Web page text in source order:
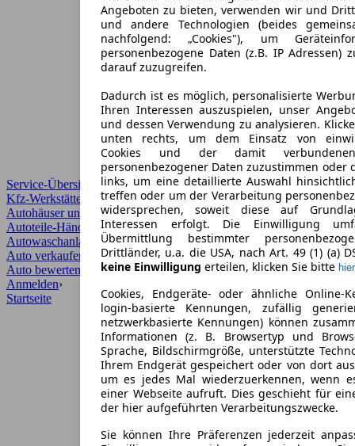
Service-Übersicht
Kfz-Werkstätten
Autohäuser und Händler
Autoteile-Händler
Autowaschanlagen
Auto verkaufen
Auto bewerten
Anmelden›
Angeboten zu bieten, verwenden wir und
und andere Technologien (beides
nachfolgend: „Cookies"), um
personenbezogene Daten (z.B. IP Adressen)
darauf zuzugreifen.
Dadurch ist es möglich, personalisierte
Ihren Interessen auszuspielen, unser
und dessen Verwendung zu analysieren.
unten rechts, um dem Einsatz von
Cookies und der damit
personenbezogener Daten zuzustimmen oder
links, um eine detaillierte Auswahl
treffen oder um der Verarbeitung
widersprechen, soweit diese auf
Interessen erfolgt. Die Einwilligung
Übermittlung bestimmter
Drittländer, u.a. die USA, nach Art. 49 (1) (a)
keine Einwilligung erteilen, klicken Sie bitte hier
Cookies, Endgeräte- oder ähnliche Online-
login-basierte Kennungen, zufällig
netzwerkbasierte Kennungen) können
Informationen (z. B. Browsertyp und
Sprache, Bildschirmgröße, unterstützte
Ihrem Endgerät gespeichert oder von dort
um es jedes Mal wiederzuerkennen, wenn
einer Webseite aufruft. Dies geschieht für
der hier aufgeführten Verarbeitungszwecke.
Sie können Ihre Präferenzen jederzeit
Startseite